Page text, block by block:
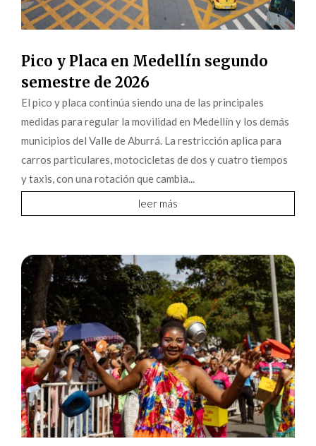
Pico y Placa en Medellín segundo
semestre de 2026
El pico y placa continúa siendo una de las principales
medidas para regular la movilidad en Medellín y los demás
municipios del Valle de Aburrá. La restricción aplica para
carros particulares, motocicletas de dos y cuatro tiempos
y taxis, con una rotación que cambia...
leer más